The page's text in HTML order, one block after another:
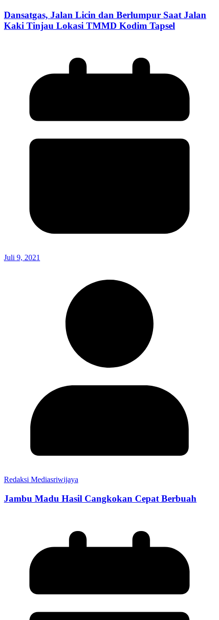
Dansatgas, Jalan Licin dan Berlumpur Saat Jalan
Kaki Tinjau Lokasi TMMD Kodim Tapsel
Juli 9, 2021
Redaksi Mediasriwijaya
Jambu Madu Hasil Cangkokan Cepat Berbuah